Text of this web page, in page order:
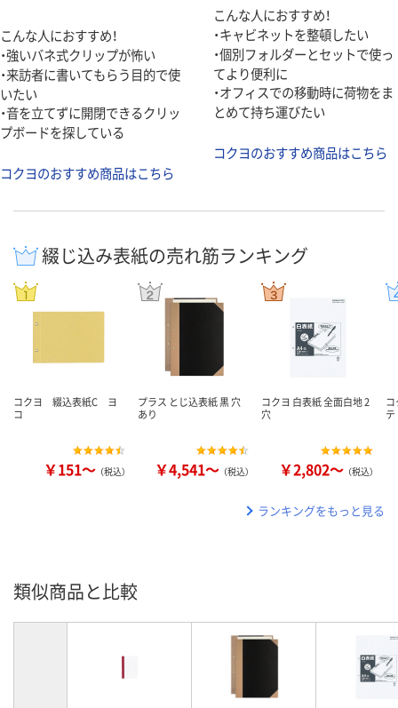
こんな人におすすめ！
・強いバネ式クリップが怖い
・来訪者に書いてもらう目的で使
いたい
・音を立てずに開閉できるクリッ
プボードを探している
コクヨのおすすめ商品はこちら
こんな人におすすめ！
・キャビネットを整頓したい
・個別フォルダーとセットで使っ
てより便利に
・オフィスでの移動時に荷物をま
とめて持ち運びたい
コクヨのおすすめ商品はこちら
綴じ込み表紙の売れ筋ランキング
コクヨ 綴込表紙C ヨ
コ
￥151～ （税込）
プラス とじ込表紙 黒 穴
あり
￥4,541～ （税込）
コクヨ 白表紙 全面白地 2
穴
￥2,802～ （税込）
テ
ランキングをもっと見る
類似商品と比較